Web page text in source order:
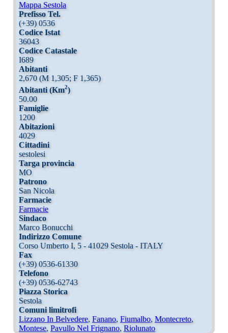
Mappa Sestola
Prefisso Tel.
(+39) 0536
Codice Istat
36043
Codice Catastale
I689
Abitanti
2,670 (M 1,305; F 1,365)
Abitanti (Km2)
50.00
Famiglie
1200
Abitazioni
4029
Cittadini
sestolesi
Targa provincia
MO
Patrono
San Nicola
Farmacie
Farmacie
Sindaco
Marco Bonucchi
Indirizzo Comune
Corso Umberto I, 5 - 41029 Sestola - ITALY
Fax
(+39) 0536-61330
Telefono
(+39) 0536-62743
Piazza Storica
Sestola
Comuni limitrofi
Lizzano In Belvedere, Fanano, Fiumalbo, Montecreto,
Montese, Pavullo Nel Frignano, Riolunato